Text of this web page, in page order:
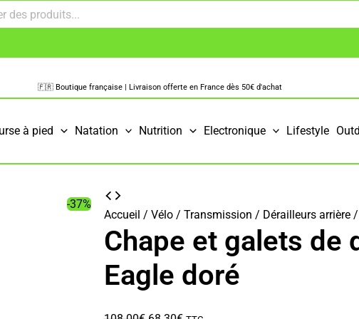
🇫🇷 Boutique française | Livraison offerte en France dès 50€ d'achat
à pied Natation Nutrition Electronique Lifestyle
-37%
Accueil / Vélo/ Transmission / Dérailleurs arrière/
Chape et galets de
Eagle doré